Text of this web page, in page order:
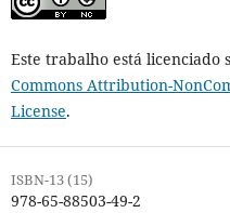
Este trabalho está licenciado
Commons Attribution-
License.
ISBN-13 (15)
978-65-88503-49-2